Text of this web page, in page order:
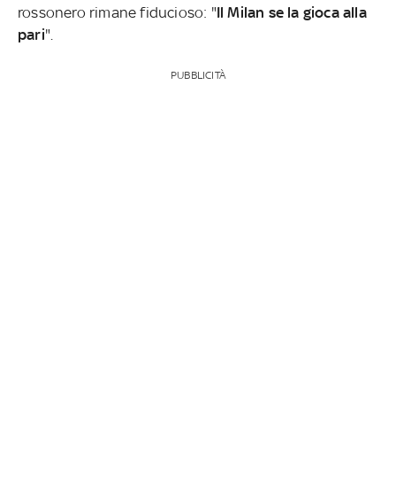
rossonero rimane fiducioso: "Il Milan se la gioca alla
pari".
PUBBLICITÀ